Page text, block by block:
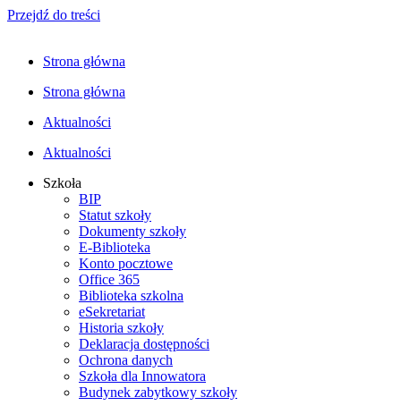
Przejdź do treści
Strona główna
Strona główna
Aktualności
Aktualności
Szkoła
BIP
Statut szkoły
Dokumenty szkoły
E-Biblioteka
Konto pocztowe
Office 365
Biblioteka szkolna
eSekretariat
Historia szkoły
Deklaracja dostępności
Ochrona danych
Szkoła dla Innowatora
Budynek zabytkowy szkoły